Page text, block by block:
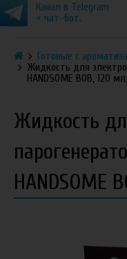
Канал в Telegram
+ чат-бот.
Готовые с
Жидкость для
HANDSOME BOB, 120
Жидкость
HANDSOME